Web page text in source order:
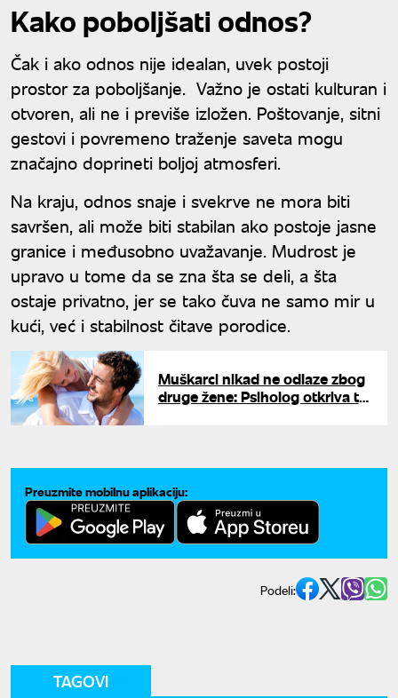
Kako poboljšati odnos?
Čak i ako odnos nije idealan, uvek postoji
prostor za poboljšanje. Važno je ostati kulturan i
otvoren, ali ne i previše izložen. Poštovanje, sitni
gestovi i povremeno traženje saveta mogu
značajno doprineti boljoj atmosferi.
Na kraju, odnos snaje i svekrve ne mora biti
savršen, ali može biti stabilan ako postoje jasne
granice i međusobno uvažavanje. Mudrost je
upravo u tome da se zna šta se deli, a šta
ostaje privatno, jer se tako čuva ne samo mir u
kući, već i stabilnost čitave porodice.
Muškarci nikad ne odlaze zbog
druge žene: Psiholog otkriva tri
Preuzmite mobilnu aplikaciju:
Podeli:
TAGOVI